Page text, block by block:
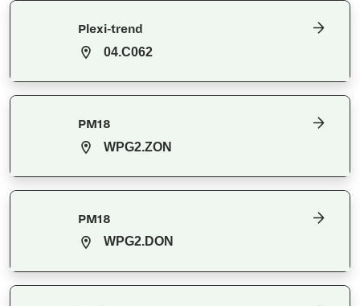
Plexi-trend
04.C062
PM18
WPG2.ZON
PM18
WPG2.DON